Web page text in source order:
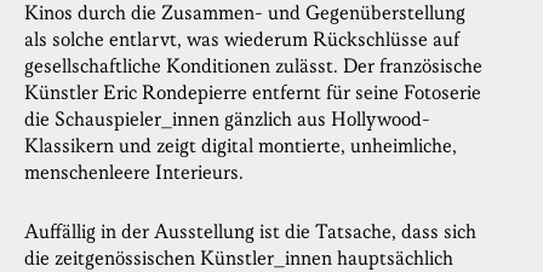
Kinos durch die Zusammen- und Gegenüberstellung
als solche entlarvt, was wiederum Rückschlüsse auf
gesellschaftliche Konditionen zulässt. Der französische
Künstler Eric Rondepierre entfernt für seine Fotoserie
die Schauspieler_innen gänzlich aus Hollywood-
Klassikern und zeigt digital montierte, unheimliche,
menschenleere Interieurs.
Auffällig in der Ausstellung ist die Tatsache, dass sich
die zeitgenössischen Künstler_innen hauptsächlich